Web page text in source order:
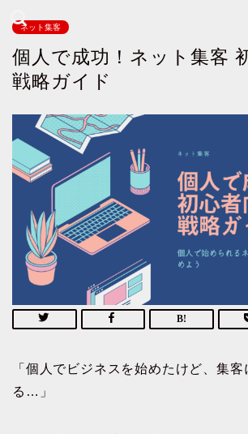
ネット集客
個人で成功！ネット集客
戦略ガイド
「個人でビジネスを始めたけど、集客
る…」